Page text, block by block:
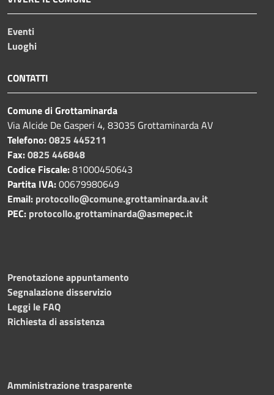
Eventi
Luoghi
CONTATTI
Comune di Grottaminarda
Via Alcide De Gasperi 4, 83035 Grottaminarda AV
Telefono:0825 445211
Fax:0825 446848
Codice Fiscale:81000450643
Partita IVA:00679980649
Email: protocollo@comune.grottaminarda.av.it
PEC: protocollo.grottaminarda@asmepec.it
Prenotazione appuntamento
Segnalazione disservizio
Leggi le FAQ
Richiesta di assistenza
Amministrazione trasparente